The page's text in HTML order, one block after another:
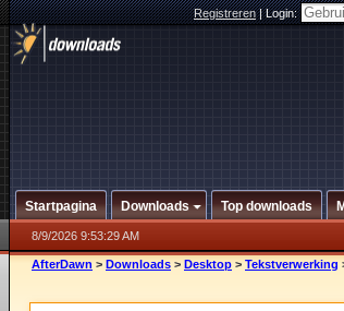
Registreren|Login:
Startpagina Downloads Top downloads
8/9/2026 9:53:29 AM
AfterDawn > Downloads > Desktop > Tekstverwerking